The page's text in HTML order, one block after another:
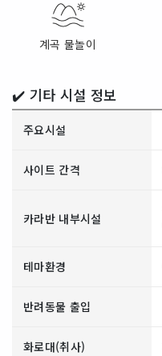
계곡 물놀이
✔️ 기타 시설 정보
주요시설
사이트 간격
카라반 내부시설
테마환경
반려동물 출입
화로대(취사)